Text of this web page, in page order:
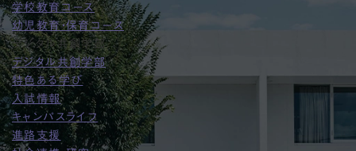
学校教育コース
幼児教育・保育コース
デジタル共創学部
デジタル共創学部
特色ある学び
入試情報
キャンパスライフ
進路支援